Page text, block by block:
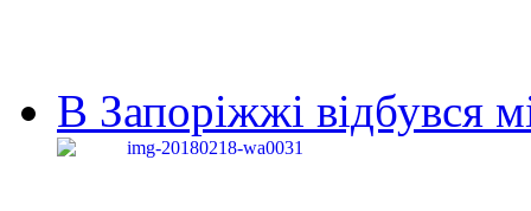
В Запоріжжі відбувся